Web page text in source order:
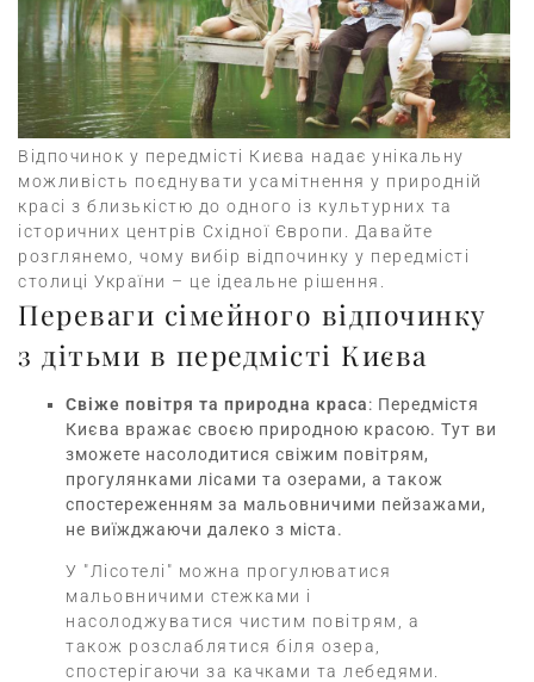
Відпочинок у передмісті Києва надає унікальну
можливість поєднувати усамітнення у природній
красі з близькістю до одного із культурних та
історичних центрів Східної Європи. Давайте
розглянемо, чому вибір відпочинку у передмісті
столиці України – це ідеальне рішення.
Переваги сімейного відпочинку
з дітьми в передмісті Києва
Свіже повітря та природна краса: Передмістя
Києва вражає своєю природною красою. Тут ви
зможете насолодитися свіжим повітрям,
прогулянками лісами та озерами, а також
спостереженням за мальовничими пейзажами,
не виїжджаючи далеко з міста.
У "Лісотелі" можна прогулюватися
мальовничими стежками і
насолоджуватися чистим повітрям, а
також розслаблятися біля озера,
спостерігаючи за качками та лебедями.